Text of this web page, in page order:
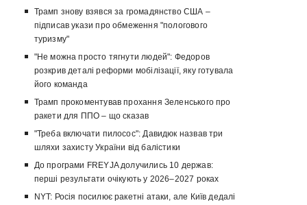
Трамп знову взявся за громадянство США –
підписав укази про обмеження "пологового
туризму"
"Не можна просто тягнути людей": Федоров
розкрив деталі реформи мобілізації, яку готувала
його команда
Трамп прокоментував прохання Зеленського про
ракети для ППО – що сказав
"Треба включати пилосос": Давидюк назвав три
шляхи захисту України від балістики
До програми FREYJA долучились 10 держав:
перші результати очікують у 2026–2027 роках
NYT: Росія посилює ракетні атаки, але Київ дедалі